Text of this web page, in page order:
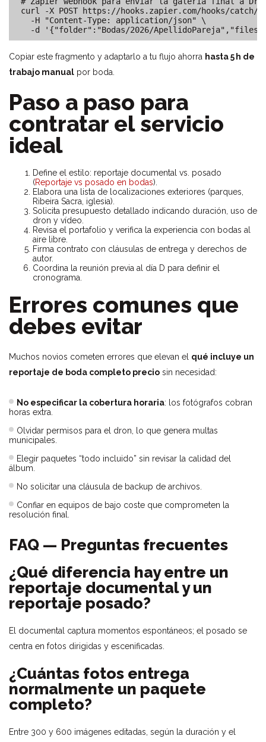
curl -X POST https://hooks.zapier.com/hooks/catch/
  -H "Content-Type: application/json" \
Copiar este fragmento y adaptarlo a tu flujo ahorra hasta 5 h de
trabajo manual por boda.
Paso a paso para
contratar el servicio
ideal
Define el estilo: reportaje documental vs. posado
(Reportaje vs posado en bodas).
Elabora una lista de localizaciones exteriores (parques,
Ribeira Sacra, iglesia).
Solicita presupuesto detallado indicando duración, uso de
dron y vídeo.
Revisa el portafolio y verifica la experiencia con bodas al
aire libre.
Firma contrato con cláusulas de entrega y derechos de
autor.
Coordina la reunión previa al día D para definir el
cronograma.
Errores comunes que
debes evitar
Muchos novios cometen errores que elevan el qué incluye un
reportaje de boda completo precio sin necesidad:
No especificar la cobertura horaria: los fotógrafos cobran
horas extra.
Olvidar permisos para el dron, lo que genera multas
municipales.
Elegir paquetes “todo incluido” sin revisar la calidad del
álbum.
No solicitar una cláusula de backup de archivos.
Confiar en equipos de bajo coste que comprometen la
resolución final.
FAQ — Preguntas frecuentes
¿Qué diferencia hay entre un
reportaje documental y un
reportaje posado?
El documental captura momentos espontáneos; el posado se
centra en fotos dirigidas y escenificadas.
¿Cuántas fotos entrega
normalmente un paquete
completo?
Entre 300 y 600 imágenes editadas, según la duración y el